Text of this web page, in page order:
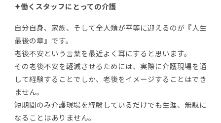
✦働くスタッフにとっての介護
自分自身、家族、そして全人類が平等に迎えるのが『人生
最後の章』です。
老後不安という言葉を最近よく耳にすると思います。
その老後不安を軽減させるためには、実際に介護現場を通
して経験することでしか、老後をイメージすることはでき
ません。
短期間のみ介護現場を経験しているだけでも生涯、無駄に
なることはありません。